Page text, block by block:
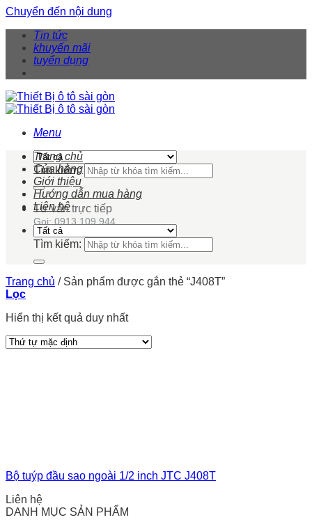
Chuyển đến nội dung
Tin tức
khuyến mãi
tuyển dụng
Menu
Tìm kiếm:
Tư vấn trực tiếp
Gọi: 0913 109 944
Trang chủ
Cửa hàng
Giới thiệu
Hướng dẫn mua hàng
Liên hệ
Tìm kiếm:
Trang chủ /Sản phẩm được gắn thẻ “J408T”
Lọc
Hiển thị kết quả duy nhất
Bộ tuýp đầu sao ngoài 1/2 inch JTC J408T
Liên hệ
DANH MỤC SẢN PHẨM